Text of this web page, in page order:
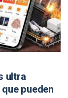
ultra
pueden